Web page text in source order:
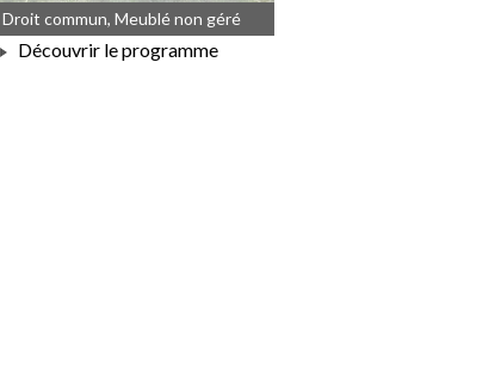
Droit commun, Meublé non géré
Découvrir le programme